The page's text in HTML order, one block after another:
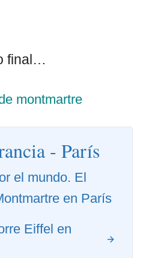
final…
- París
el mundo. El
en París
Eiffel en